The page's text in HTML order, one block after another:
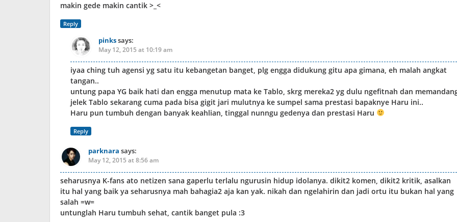
makin gede makin cantik >_<
Reply
pinkssays:
May 12, 2015 at 10:19 am
iyaa ching tuh agensi yg satu itu kebangetan banget, plg engga didukung gitu apa gimana, eh malah angkat
tangan..
untung papa YG baik hati dan engga menutup mata ke Tablo, skrg mereka2 yg dulu ngefitnah dan
jelek Tablo sekarang cuma pada bisa gigit jari mulutnya ke sumpel sama prestasi bapaknye Haru ini..
Haru pun tumbuh dengan banyak keahlian, tinggal nunngu gedenya dan prestasi Haru
Reply
parknara says:
May 12, 2015 at 8:56 am
seharusnya K-fans ato netizen sana gaperlu terlalu ngurusin hidup idolanya. dikit2 komen, dikit2 kritik, asalkan
itu hal yang baik ya seharusnya mah bahagia2 aja kan yak. nikah dan ngelahirin dan jadi ortu itu bukan hal yang
salah =w=
untunglah Haru tumbuh sehat, cantik banget pula :3